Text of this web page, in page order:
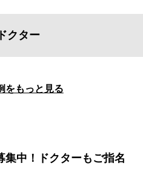
クター
をもっと見る
集中！ドクターもご指名